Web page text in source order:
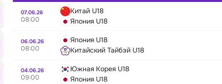
07.06.26
08:00
Китай U18
Япония U18
06.06.26
08:00
Япония U18
Китайский Тайбэй U18
04.06.26
09:00
Южная Корея U18
Япония U18